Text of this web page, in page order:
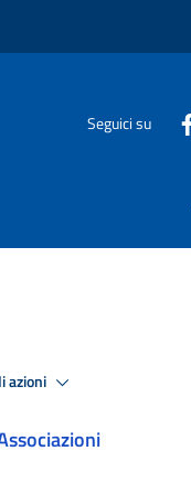
Seguici su
azioni